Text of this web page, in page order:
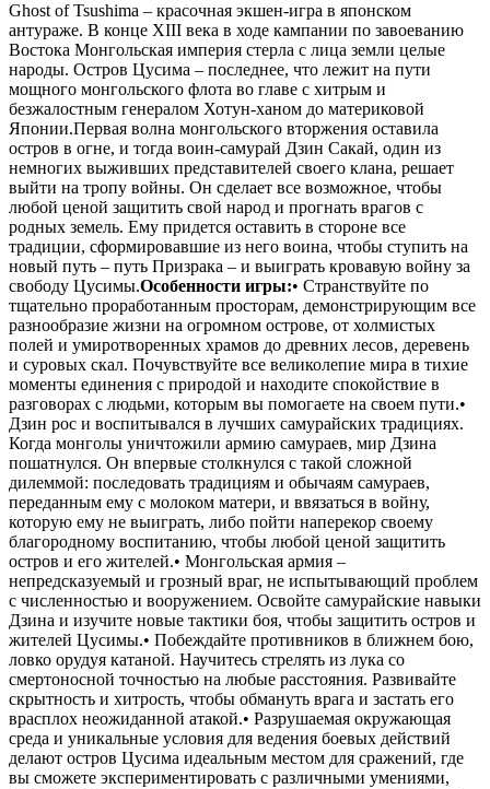
Ghost of Tsushima – красочная экшен-игра в японском
антураже. В конце XIII века в ходе кампании по завоеванию
Востока Монгольская империя стерла с лица земли целые
народы. Остров Цусима – последнее, что лежит на пути
мощного монгольского флота во главе с хитрым и
безжалостным генералом Хотун-ханом до материковой
Японии.Первая волна монгольского вторжения оставила
остров в огне, и тогда воин-самурай Дзин Сакай, один из
немногих выживших представителей своего клана, решает
выйти на тропу войны. Он сделает все возможное, чтобы
любой ценой защитить свой народ и прогнать врагов с
родных земель. Ему придется оставить в стороне все
традиции, сформировавшие из него воина, чтобы ступить на
новый путь – путь Призрака – и выиграть кровавую войну за
свободу Цусимы.Особенности игры:• Странствуйте по
тщательно проработанным просторам, демонстрирующим все
разнообразие жизни на огромном острове, от холмистых
полей и умиротворенных храмов до древних лесов, деревень
и суровых скал. Почувствуйте все великолепие мира в тихие
моменты единения с природой и находите спокойствие в
разговорах с людьми, которым вы помогаете на своем пути.•
Дзин рос и воспитывался в лучших самурайских традициях.
Когда монголы уничтожили армию самураев, мир Дзина
пошатнулся. Он впервые столкнулся с такой сложной
дилеммой: последовать традициям и обычаям самураев,
переданным ему с молоком матери, и ввязаться в войну,
которую ему не выиграть, либо пойти наперекор своему
благородному воспитанию, чтобы любой ценой защитить
остров и его жителей.• Монгольская армия –
непредсказуемый и грозный враг, не испытывающий проблем
с численностью и вооружением. Освойте самурайские навыки
Дзина и изучите новые тактики боя, чтобы защитить остров и
жителей Цусимы.• Побеждайте противников в ближнем бою,
ловко орудуя катаной. Научитесь стрелять из лука со
смертоносной точностью на любые расстояния. Развивайте
скрытность и хитрость, чтобы обмануть врага и застать его
врасплох неожиданной атакой.• Разрушаемая окружающая
среда и уникальные условия для ведения боевых действий
делают остров Цусима идеальным местом для сражений, где
вы сможете экспериментировать с различными умениями,